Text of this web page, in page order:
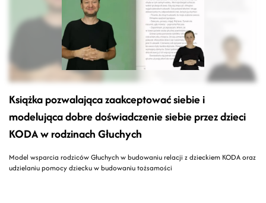
Książka pozwalająca zaakceptować siebie i
modelująca dobre doświadczenie siebie przez dzieci
KODA w rodzinach Głuchych
Model wsparcia rodziców Głuchych w budowaniu relacji z dzieckiem KODA oraz
udzielaniu pomocy dziecku w budowaniu tożsamości